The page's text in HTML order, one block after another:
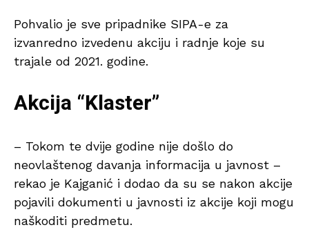
Pohvalio je sve pripadnike SIPA-e za
izvanredno izvedenu akciju i radnje koje su
trajale od 2021. godine.
Akcija “Klaster”
– Tokom te dvije godine nije došlo do
neovlaštenog davanja informacija u javnost –
rekao je Kajganić i dodao da su se nakon akcije
pojavili dokumenti u javnosti iz akcije koji mogu
naškoditi predmetu.